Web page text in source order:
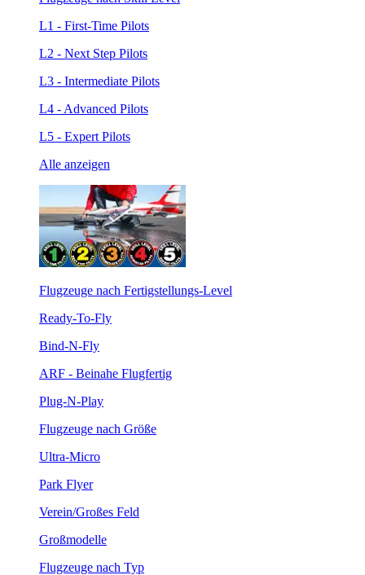
L1 - First-Time Pilots
L2 - Next Step Pilots
L3 - Intermediate Pilots
L4 - Advanced Pilots
L5 - Expert Pilots
Alle anzeigen
Flugzeuge nach Fertigstellungs-Level
Ready-To-Fly
Bind-N-Fly
ARF - Beinahe Flugfertig
Plug-N-Play
Flugzeuge nach Größe
Ultra-Micro
Park Flyer
Verein/Großes Feld
Großmodelle
Flugzeuge nach Typ